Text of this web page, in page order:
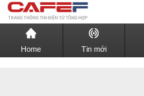
Home Tin mới